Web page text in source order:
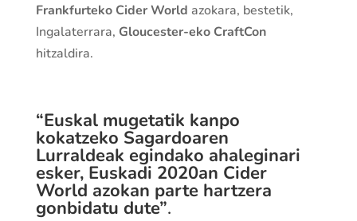
Frankfurteko Cider World azokara, bestetik,
Ingalaterrara, Gloucester-eko CraftCon
hitzaldira.
“Euskal mugetatik kanpo
kokatzeko Sagardoaren
Lurraldeak egindako ahaleginari
esker, Euskadi 2020an Cider
World azokan parte hartzera
gonbidatu dute”.